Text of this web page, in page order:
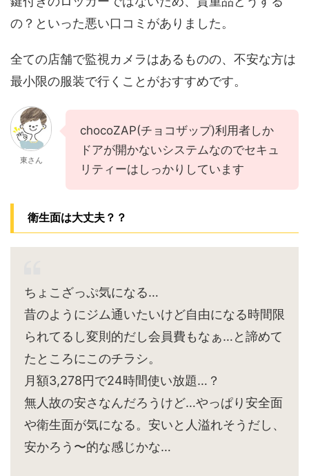
の？といった悪い口コミがありました。
全ての店舗で監視カメラはあるものの、不安な方は
最小限の服装で行くことがおすすめです。
東さん
chocoZAP(チョコザップ)利用者しか
ドアが開かないシステムなのでセキュ
リティーはしっかりしています
衛生面は大丈夫？？
ちょこざっぷ気になる…
昔のようにジム通いたいけど自由になる時間限
られてるし変則的だし会員費もなぁ…と諦めて
たところにこのチラシ。
月額3,278円で24時間使い放題…？
無人故の安さなんだろうけど…やっぱり安全面
や衛生面が気になる。安いと人溢れそうだし、
安かろう〜的な感じかな…